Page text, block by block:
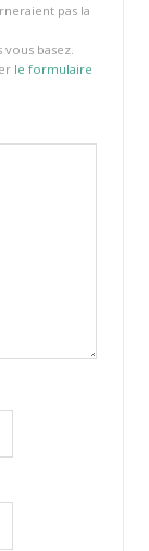
pas la
basez.
le formulaire